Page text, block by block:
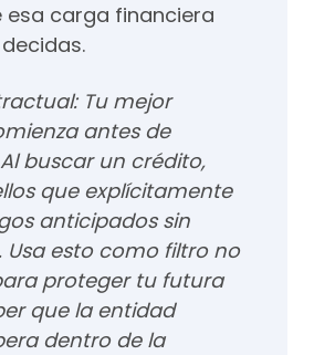
esa carga financiera
Tu mejor
antes de
buscar un crédito,
que explícitamente
anticipados sin
Usa esto como filtro no
proteger tu futura
que la entidad
dentro de la